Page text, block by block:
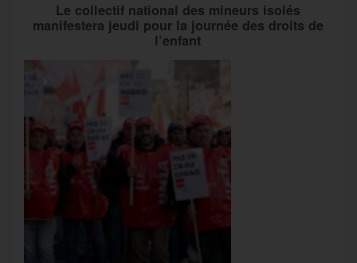
Le collectif national des mineurs isolés
manifestera jeudi pour la journée des droits de
l’enfant